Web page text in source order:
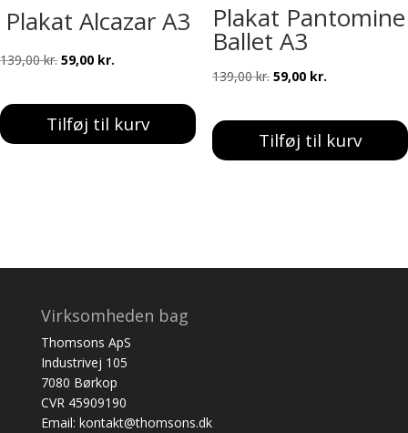
Plakat Alcazar A3
139,00kr. Den
pris
var:
59,00 kr.
pris
er:
Tilføj til kurv
Plakat Pantomine
Ballet A3
139,00kr. Den
pris
var:
59,00 kr.Den
pris
er:
Tilføj til kurv
Virksomheden bag
Thomsons ApS
Industrivej 105
7080 Børkop
CVR 45909190
Email: kontakt@thomsons.dk